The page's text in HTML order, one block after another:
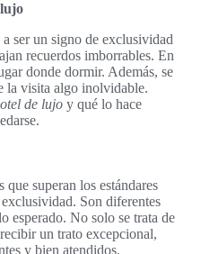
ser un signo de exclusividad
recuerdos imborrables. En
donde dormir. Además, se
la visita algo inolvidable.
de lujo y qué lo hace
que superan los estándares
Son diferentes
esperado. No solo se trata de
un trato excepcional,
y bien atendidos.